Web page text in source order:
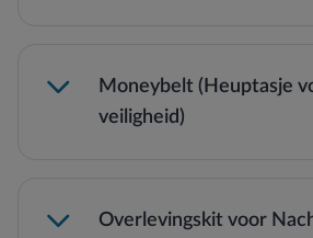
Moneybelt (Heuptasje
veiligheid)
Overlevingskit voor